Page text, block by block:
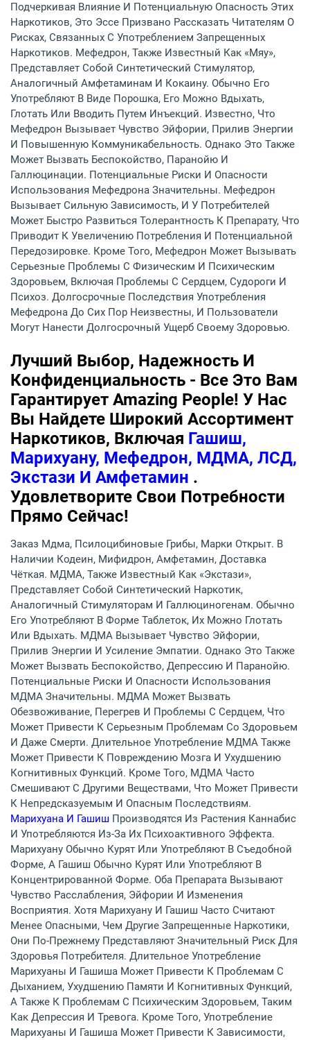
Подчеркивая Влияние И Потенциальную Опасность Этих
Наркотиков, Это Эссе Призвано Рассказать Читателям О
Рисках, Связанных С Употреблением Запрещенных
Наркотиков. Мефедрон, Также Известный Как «мяу»,
Представляет Собой Синтетический Стимулятор,
Аналогичный Амфетаминам И Кокаину. Обычно Его
Употребляют В Виде Порошка, Его Можно Вдыхать,
Глотать Или Вводить Путем Инъекций. Известно, Что
Мефедрон Вызывает Чувство Эйфории, Прилив Энергии
И Повышенную Коммуникабельность. Однако Это Также
Может Вызвать Беспокойство, Паранойю И
Галлюцинации. Потенциальные Риски И Опасности
Использования Мефедрона Значительны. Мефедрон
Вызывает Сильную Зависимость, И У Потребителей
Может Быстро Развиться Толерантность К Препарату, Что
Приводит К Увеличению Потребления И Потенциальной
Передозировке. Кроме Того, Мефедрон Может Вызывать
Серьезные Проблемы С Физическим И Психическим
Здоровьем, Включая Проблемы С Сердцем, Судороги И
Психоз. Долгосрочные Последствия Употребления
Мефедрона До Сих Пор Неизвестны, И Пользователи
Могут Нанести Долгосрочный Ущерб Своему Здоровью.
Лучший Выбор, Надежность И
Конфиденциальность - Все Это Вам
Гарантирует Amazing People! У Нас
Вы Найдете Широкий Ассортимент
Наркотиков, Включая Гашиш,
Марихуану, Мефедрон, МДМА, ЛСД,
Экстази И Амфетамин .
Удовлетворите Свои Потребности
Прямо Сейчас!
Заказ Мдма, Псилоцибиновые Грибы, Марки Открыт. В
Наличии Кодеин, Мифидрон, Амфетамин, Доставка
Чёткая. МДМА, Также Известный Как «экстази»,
Представляет Собой Синтетический Наркотик,
Аналогичный Стимуляторам И Галлюциногенам. Обычно
Его Употребляют В Форме Таблеток, Их Можно Глотать
Или Вдыхать. МДМА Вызывает Чувство Эйфории,
Прилив Энергии И Усиление Эмпатии. Однако Это Также
Может Вызвать Беспокойство, Депрессию И Паранойю.
Потенциальные Риски И Опасности Использования
МДМА Значительны. МДМА Может Вызвать
Обезвоживание, Перегрев И Проблемы С Сердцем, Что
Может Привести К Серьезным Проблемам Со Здоровьем
И Даже Смерти. Длительное Употребление МДМА Также
Может Привести К Повреждению Мозга И Ухудшению
Когнитивных Функций. Кроме Того, МДМА Часто
Смешивают С Другими Веществами, Что Может Привести
К Непредсказуемым И Опасным Последствиям.
Марихуана И Гашиш Производятся Из Растения Каннабис
И Употребляются Из-За Их Психоактивного Эффекта.
Марихуану Обычно Курят Или Употребляют В Съедобной
Форме, А Гашиш Обычно Курят Или Употребляют В
Концентрированной Форме. Оба Препарата Вызывают
Чувство Расслабления, Эйфории И Изменения
Восприятия. Хотя Марихуану И Гашиш Часто Считают
Менее Опасными, Чем Другие Запрещенные Наркотики,
Они По-Прежнему Представляют Значительный Риск Для
Здоровья Потребителя. Длительное Употребление
Марихуаны И Гашиша Может Привести К Проблемам С
Дыханием, Ухудшению Памяти И Когнитивных Функций,
А Также К Проблемам С Психическим Здоровьем, Таким
Как Депрессия И Тревога. Кроме Того, Употребление
Марихуаны И Гашиша Может Привести К Зависимости,